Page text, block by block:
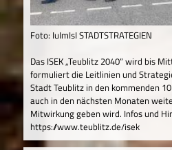
Foto: IuImIsI STADTSTRATEGIEN
Das ISEK „Teublitz 2040“ wird bis
formuliert die Leitlinien und
Stadt Teublitz in den kommenden
auch in den nächsten Monaten
Mitwirkung geben wird. Infos und
https://www.teublitz.de/isek